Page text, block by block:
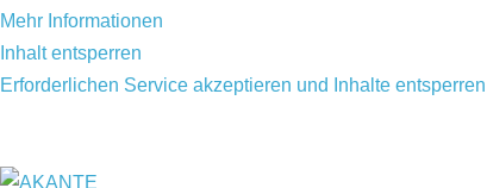
Mehr Informationen
Inhalt entsperren
Erforderlichen Service akzeptieren und Inhalte entsperren